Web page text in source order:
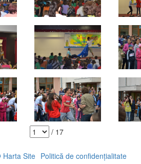
/ 17
Harta Site Politică de confidențialitate